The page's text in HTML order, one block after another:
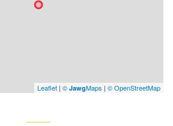
Leaflet | © JawgMaps | © OpenStreetMap